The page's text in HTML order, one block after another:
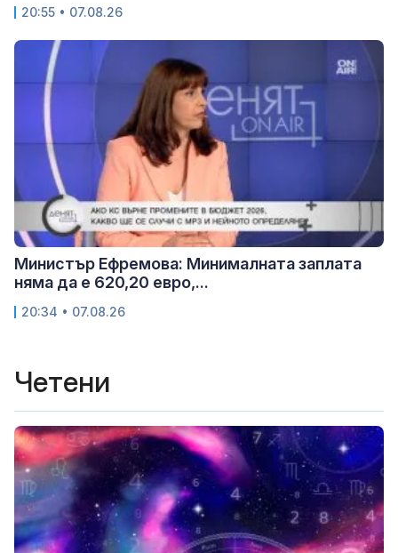
20:55 • 07.08.26
Министър Ефремова: Минималната заплата
няма да е 620,20 евро,...
20:34 • 07.08.26
Четени